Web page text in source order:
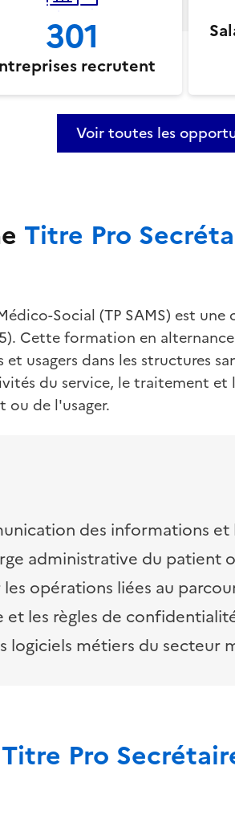
301
recrutent
Voir toutes les
Titre Pro
Social (TP SAMS) est
Cette formation en
usagers dans les structures
du service, le traitement
ou de l'usager.
des informations
administrative du patient
opérations liées au
les règles de
logiciels métiers du secteur
Titre Pro